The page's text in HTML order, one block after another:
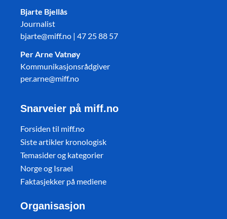
Bjarte Bjellås
Journalist
bjarte@miff.no | 47 25 88 57
Per Arne Vatnøy
Kommunikasjonsrådgiver
per.arne@miff.no
Snarveier på miff.no
Forsiden til miff.no
Siste artikler kronologisk
Temasider og kategorier
Norge og Israel
Faktasjekker på mediene
Organisasjon